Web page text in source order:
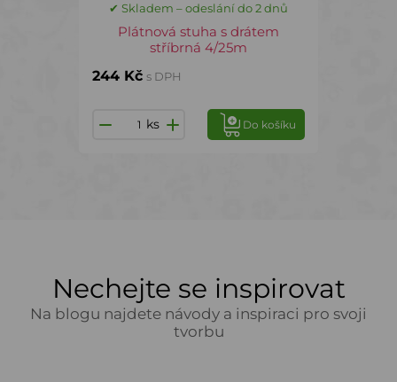
✔ Skladem – odeslání do 2 dnů
Plátnová stuha s drátem
stříbrná 4/25m
244 Kč s DPH
ks Do košíku
Nechejte se inspirovat
Na blogu najdete návody a inspiraci pro svoji
tvorbu